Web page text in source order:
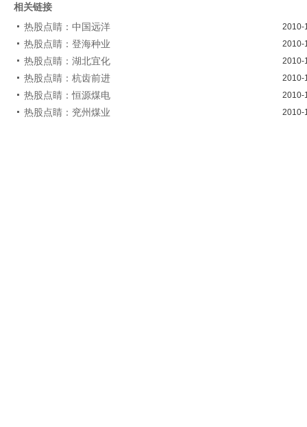
相关链接
热股点睛：中国远洋
2010-
热股点睛：登海种业 2010-
热股点睛：湖北宜化 2010-
热股点睛：杭齿前进 2010-
热股点睛：恒源煤电 2010-
热股点睛：兖州煤业 2010-